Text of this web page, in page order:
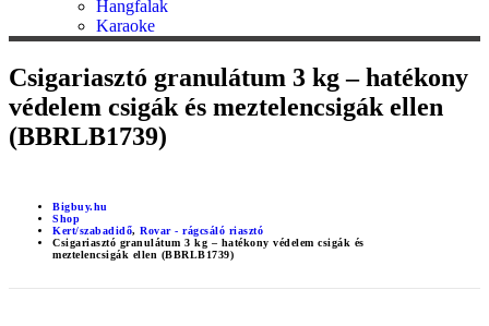
Hangfalak
Karaoke
Csigariasztó granulátum 3 kg – hatékony
védelem csigák és meztelencsigák ellen
(BBRLB1739)
Bigbuy.hu
Shop
Kert/szabadidő, Rovar - rágcsáló riasztó
Csigariasztó granulátum 3 kg – hatékony védelem csigák és
meztelencsigák ellen (BBRLB1739)